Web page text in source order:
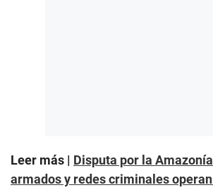
Leer más | Disputa por la
armados y redes criminales operan